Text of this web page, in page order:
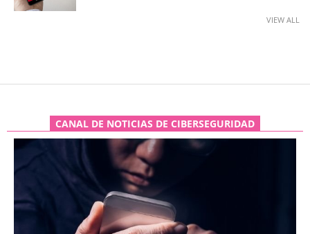
VIEW ALL
CANAL DE NOTICIAS DE CIBERSEGURIDAD